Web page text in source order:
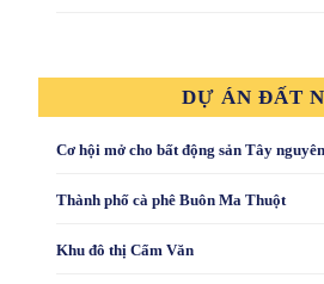
DỰ ÁN ĐẤT
Cơ hội mở cho bất động sản Tây
Thành phố cà phê Buôn Ma Thuột
Khu đô thị Cẩm Văn